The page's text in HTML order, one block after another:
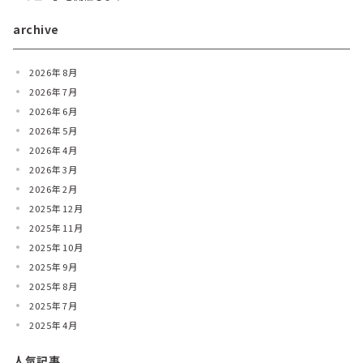
archive
2026年8月
2026年7月
2026年6月
2026年5月
2026年4月
2026年3月
2026年2月
2025年12月
2025年11月
2025年10月
2025年9月
2025年8月
2025年7月
2025年4月